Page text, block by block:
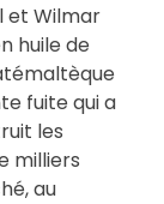
et Wilmar
huile de
fuite qui a
les
milliers
au